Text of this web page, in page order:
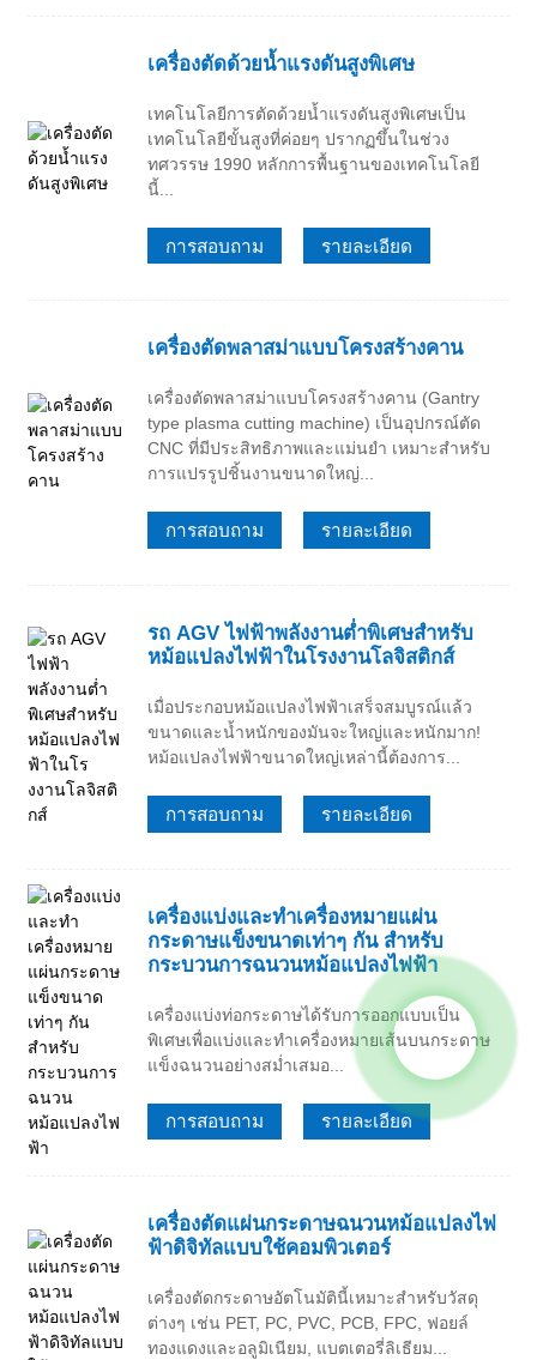
เครื่องตัดด้วยน้ำแรงดันสูงพิเศษ
เทคโนโลยีการตัดด้วยน้ำแรงดันสูงพิเศษเป็น
เทคโนโลยีขั้นสูงที่ค่อยๆ ปรากฏขึ้นในช่วง
ทศวรรษ 1990 หลักการพื้นฐานของเทคโนโลยี
นี้...
การสอบถาม รายละเอียด
เครื่องตัดพลาสม่าแบบโครงสร้างคาน
เครื่องตัดพลาสม่าแบบโครงสร้างคาน (Gantry
type plasma cutting machine) เป็นอุปกรณ์ตัด
CNC ที่มีประสิทธิภาพและแม่นยำ เหมาะสำหรับ
การแปรรูปชิ้นงานขนาดใหญ่...
การสอบถาม รายละเอียด
รถ AGV ไฟฟ้าพลังงานต่ำพิเศษสำหรับ
หม้อแปลงไฟฟ้าในโรงงานโลจิสติกส์
เมื่อประกอบหม้อแปลงไฟฟ้าเสร็จสมบูรณ์แล้ว
ขนาดและน้ำหนักของมันจะใหญ่และหนักมาก!
หม้อแปลงไฟฟ้าขนาดใหญ่เหล่านี้ต้องการ...
การสอบถาม รายละเอียด
เครื่องแบ่งและทำเครื่องหมายแผ่น
กระดาษแข็งขนาดเท่าๆ กัน สำหรับ
กระบวนการฉนวนหม้อแปลงไฟฟ้า
เครื่องแบ่งท่อกระดาษได้รับการออกแบบเป็น
พิเศษเพื่อแบ่งและทำเครื่องหมายเส้นบนกระดาษ
แข็งฉนวนอย่างสม่ำเสมอ...
การสอบถาม รายละเอียด
เครื่องตัดแผ่นกระดาษฉนวนหม้อแปลงไฟ
ฟ้าดิจิทัลแบบใช้คอมพิวเตอร์
เครื่องตัดกระดาษอัตโนมัตินี้เหมาะสำหรับวัสดุ
ต่างๆ เช่น PET, PC, PVC, PCB, FPC, ฟอยล์
ทองแดงและอลูมิเนียม, แบตเตอรี่ลิเธียม...